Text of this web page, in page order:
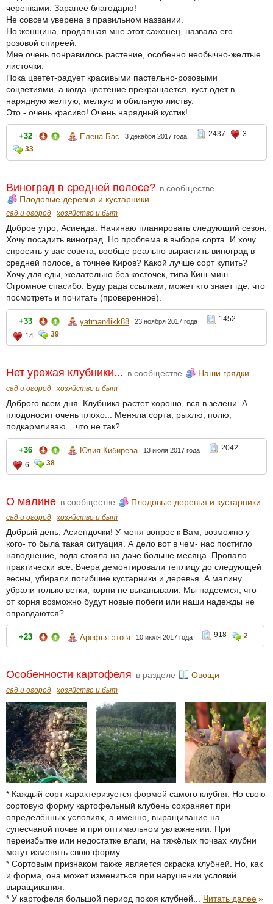
черенками. Заранее благодарю!
Не совсем уверена в правильном названии.
Но женщина, продавшая мне этот саженец, назвала его
розовой спиреей.
Мне очень понравилось растение, особенно необычно-желтые
листочки.
Пока цветет-радует красивыми пастельно-розовыми
соцветиями, а когда цветение прекращается, куст одет в
нарядную желтую, мелкую и обильную листву.
Это - очень красиво! Очень нарядный кустик!
+32 Елена Бас 3 декабря 2017 года 2437
3
33
Виноград в средней полосе? в сообществе
Плодовые деревья и кустарники
сад и огород хозяйство и быт
Доброе утро, Асиенда. Начинаю планировать следующий сезон.
Хочу посадить виноград. Но проблема в выборе сорта. И хочу
спросить у вас совета, вообще реально вырастить виноград в
средней полосе, а точнее Киров? Какой лучше сорт купить?
Хочу для еды, желательно без косточек, типа Киш-миш.
Огромное спасибо. Буду рада ссылкам, может кто знает где, что
посмотреть и почитать (проверенное).
+33 yatman4ikk88 23 ноября 2017 года
1452
14
39
Нет урожая клубники... в сообществе Наши грядки
сад и огород хозяйство и быт
Доброго всем дня. Клубника растет хорошо, вся в зелени. А
плодоносит очень плохо... Меняла сорта, рыхлю, полю,
подкармливаю... что не так?
+36 Юлия Кибирева 13 июля 2017 года
2042
6
38
О малине в сообществе Плодовые деревья и кустарники
сад и огород хозяйство и быт
Добрый день, Асиендочки! У меня вопрос к Вам, возможно у
кого- то была такая ситуация. А дело вот в чем- нас постигло
наводнение, вода стояла на даче больше месяца. Пропало
практически все. Вчера демонтировали теплицу до следующей
весны, убирали погибшие кустарники и деревья. А малину
убрали только ветки, корни не выкапывали. Мы надеемся, что
от корня возможно будут новые побеги или наши надежды не
оправдаются?
+23 Арефья это я 10 июля 2017 года 918 2
Особенности картофеля в разделе Овощи
сад и огород хозяйство и быт
* Каждый сорт характеризуется формой самого клубня. Но свою
сортовую форму картофельный клубень сохраняет при
определённых условиях, а именно, выращивание на
супесчаной почве и при оптимальном увлажнении. При
переизбытке или недостатке влаги, на тяжёлых почвах клубни
могут изменять свою форму.
* Сортовым признаком также является окраска клубней. Но, как
и форма, она может измениться при нарушении условий
выращивания.
* У картофеля большой период покоя клубней... Читать далее»